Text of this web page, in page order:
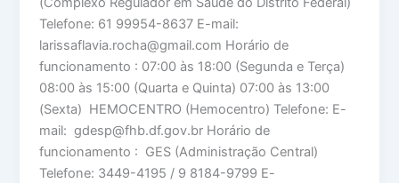
Telefone: 61 99954-8637 E-mail:
larissaflavia.rocha@gmail.com Horário de
funcionamento : 07:00 às 18:00 (Segunda e Terça)
08:00 às 15:00 (Quarta e Quinta) 07:00 às 13:00
(Sexta) HEMOCENTRO (Hemocentro) Telefone: E-
mail: gdesp@fhb.df.gov.br Horário de
funcionamento : GES (Administração Central)
Telefone: 3449-4195 / 9 8184-9799 E-